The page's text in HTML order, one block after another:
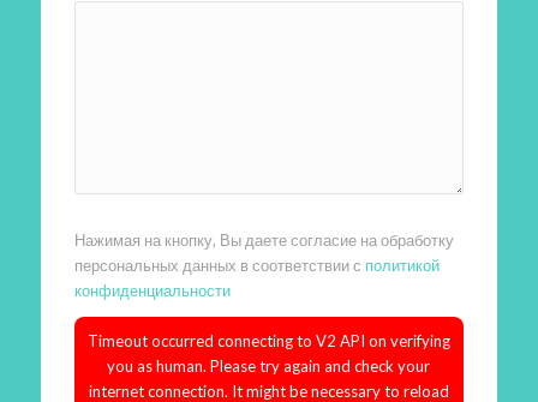
Нажимая на кнопку, Вы даете согласие на обработку
персональных данных в соответствии с политикой
конфиденциальности
Timeout occurred connecting to V2 API on verifying
you as human. Please try again and check your
internet connection. It might be necessary to reload